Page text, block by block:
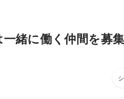
緒に働く仲間を募